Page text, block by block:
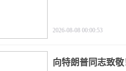
2026-08-08 00:00:53
向特朗普同志致